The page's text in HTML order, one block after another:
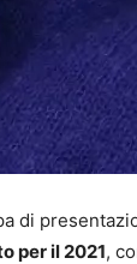
di
per il 2021,